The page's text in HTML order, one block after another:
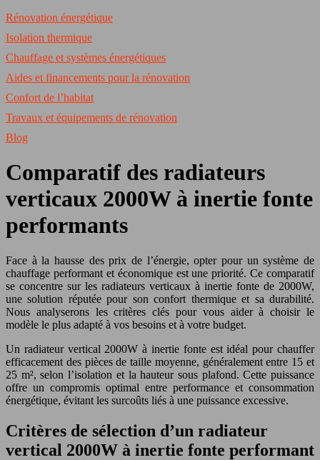
Rénovation énergétique
Isolation thermique
Chauffage et systèmes énergétiques
Aides et financements pour la rénovation
Confort de l’habitat
Travaux et équipements de rénovation
Blog
Comparatif des radiateurs
verticaux 2000W à inertie fonte
performants
Face à la hausse des prix de l’énergie, opter pour un système de
chauffage performant et économique est une priorité. Ce comparatif
se concentre sur les radiateurs verticaux à inertie fonte de 2000W,
une solution réputée pour son confort thermique et sa durabilité.
Nous analyserons les critères clés pour vous aider à choisir le
modèle le plus adapté à vos besoins et à votre budget.
Un radiateur vertical 2000W à inertie fonte est idéal pour chauffer
efficacement des pièces de taille moyenne, généralement entre 15 et
25 m², selon l’isolation et la hauteur sous plafond. Cette puissance
offre un compromis optimal entre performance et consommation
énergétique, évitant les surcoûts liés à une puissance excessive.
Critères de sélection d’un radiateur
vertical 2000W à inertie fonte performant